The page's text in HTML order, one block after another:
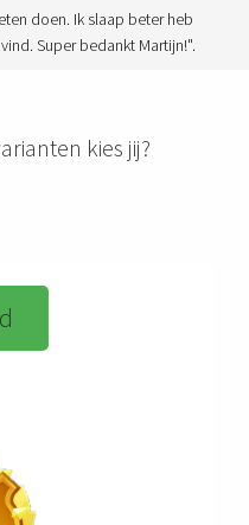
doen. Ik slaap beter heb
Super bedankt Martijn!".
kies jij?